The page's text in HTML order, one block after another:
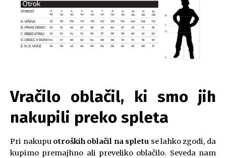
Vračilo oblačil, ki smo jih
nakupili preko spleta
Pri nakupu otroških oblačil na spletu se lahko zgodi, da
kupimo premajhno ali preveliko oblačilo. Seveda nam